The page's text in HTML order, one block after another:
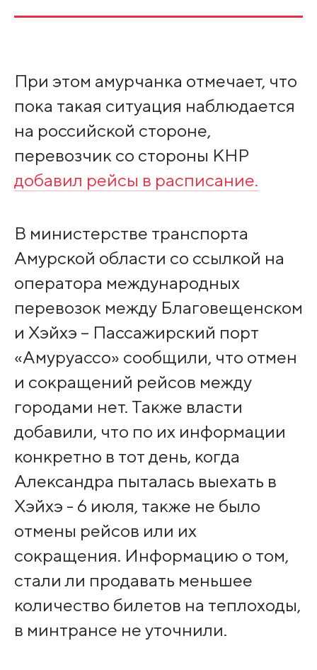
При этом амурчанка отмечает, что
пока такая ситуация наблюдается
на российской стороне,
перевозчик со стороны КНР
добавил рейсы в расписание.
В министерстве транспорта
Амурской области со ссылкой на
оператора международных
перевозок между Благовещенском
и Хэйхэ – Пассажирский порт
«Амуруассо» сообщили, что отмен
и сокращений рейсов между
городами нет. Также власти
добавили, что по их информации
конкретно в тот день, когда
Александра пыталась выехать в
Хэйхэ - 6 июля, также не было
отмены рейсов или их
сокращения. Информацию о том,
стали ли продавать меньшее
количество билетов на теплоходы,
в минтрансе не уточнили.